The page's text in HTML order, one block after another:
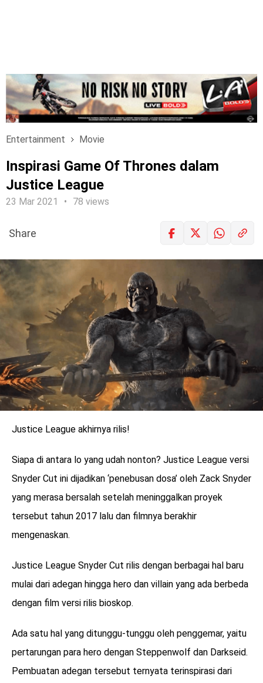
Entertainment Movie
Inspirasi Game Of Thrones dalam
Justice League
23 Mar 2021 78 views
benefit
menarik
LOGIN
Share
Justice League akhirnya rilis!
Siapa di antara lo yang udah nonton? Justice League versi
Snyder Cut ini dijadikan ‘penebusan dosa’ oleh Zack Snyder
yang merasa bersalah setelah meninggalkan proyek
tersebut tahun 2017 lalu dan filmnya berakhir
mengenaskan.
Justice League Snyder Cut rilis dengan berbagai hal baru
mulai dari adegan hingga hero dan villain yang ada berbeda
dengan film versi rilis bioskop.
Ada satu hal yang ditunggu-tunggu oleh penggemar, yaitu
pertarungan para hero dengan Steppenwolf dan Darkseid.
Pembuatan adegan tersebut ternyata terinspirasi dari